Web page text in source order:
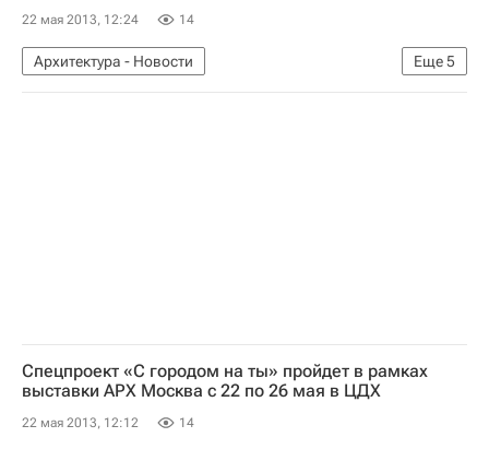
22 мая 2013, 12:24 14
Еще5
Архитектура - Новости
Новости - Недвижимость
Москва
Спецпроект «С городом на ты» пройдет в рамках
выставки АРХ Москва с 22 по 26 мая в ЦДХ
22 мая 2013, 12:12 14